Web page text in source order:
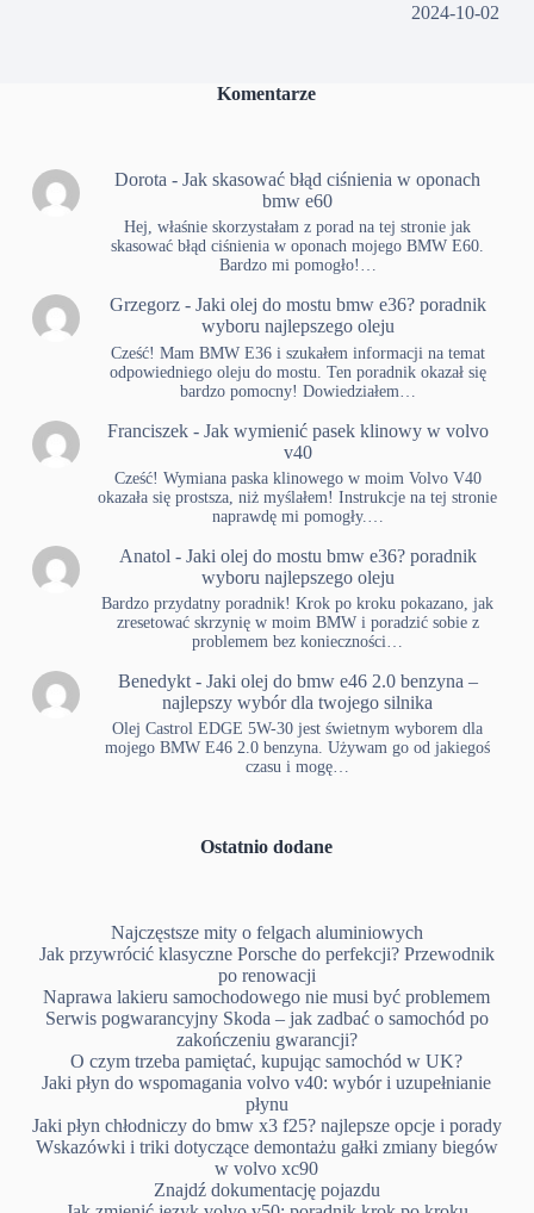
2024-10-02
Komentarze
Dorota -Jak skasować błąd ciśnienia w oponach
bmw e60
Hej, właśnie skorzystałam z porad na tej stronie jak
skasować błąd ciśnienia w oponach mojego BMW E60.
Bardzo mi pomogło!…
Grzegorz- Jaki olej do mostu bmw e36? poradnik
wyboru najlepszego oleju
Cześć! Mam BMW E36 i szukałem informacji na temat
odpowiedniego oleju do mostu. Ten poradnik okazał się
bardzo pomocny! Dowiedziałem…
Franciszek- Jak wymienić pasek klinowy w volvo
v40
Cześć! Wymiana paska klinowego w moim Volvo V40
okazała się prostsza, niż myślałem! Instrukcje na tej stronie
naprawdę mi pomogły.…
Anatol - Jaki olej do mostu bmw e36? poradnik
wyboru najlepszego oleju
Bardzo przydatny poradnik! Krok po kroku pokazano, jak
zresetować skrzynię w moim BMW i poradzić sobie z
problemem bez konieczności…
Benedykt- Jaki olej do bmw e46 2.0 benzyna –
najlepszy wybór dla twojego silnika
Olej Castrol EDGE 5W-30 jest świetnym wyborem dla
mojego BMW E46 2.0 benzyna. Używam go od jakiegoś
czasu i mogę…
Ostatnio dodane
Najczęstsze mity o felgach aluminiowych
Jak przywrócić klasyczne Porsche do perfekcji? Przewodnik
po renowacji
Naprawa lakieru samochodowego nie musi być problemem
Serwis pogwarancyjny Skoda – jak zadbać o samochód po
zakończeniu gwarancji?
O czym trzeba pamiętać, kupując samochód w UK?
Jaki płyn do wspomagania volvo v40: wybór i uzupełnianie
płynu
Jaki płyn chłodniczy do bmw x3 f25? najlepsze opcje i porady
Wskazówki i triki dotyczące demontażu gałki zmiany biegów
w volvo xc90
Znajdź dokumentację pojazdu